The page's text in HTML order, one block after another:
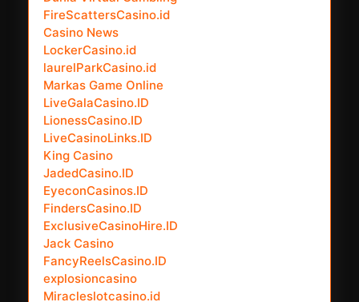
FireScattersCasino.id
Casino News
LockerCasino.id
laurelParkCasino.id
Markas Game Online
LiveGalaCasino.ID
LionessCasino.ID
LiveCasinoLinks.ID
King Casino
JadedCasino.ID
EyeconCasinos.ID
FindersCasino.ID
ExclusiveCasinoHire.ID
Jack Casino
FancyReelsCasino.ID
explosioncasino
Miracleslotcasino.id